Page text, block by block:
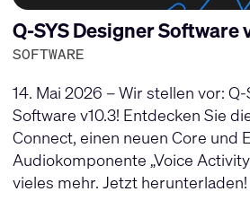
Q-SYS Designer Software
SOFTWARE
14. Mai 2026 – Wir stellen vor:
Software v10.3! Entdecken Sie
Connect, einen neuen Core und
Audiokomponente „Voice
vieles mehr. Jetzt herunterladen!